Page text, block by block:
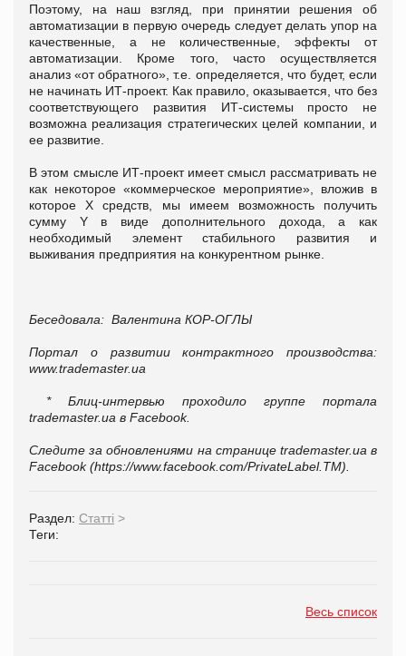
Поэтому, на наш взгляд, при принятии решения об
автоматизации в первую очередь следует делать упор на
качественные, а не количественные, эффекты от
автоматизации. Кроме того, часто осуществляется
анализ «от обратного», т.е. определяется, что будет, если
не начинать ИТ-проект. Как правило, оказывается, что без
соответствующего развития ИТ-системы просто не
возможна реализация стратегических целей компании, и
ее развитие.
В этом смысле ИТ-проект имеет смысл рассматривать не
как некоторое «коммерческое мероприятие», вложив в
которое X средств, мы имеем возможность получить
сумму Y в виде дополнительного дохода, а как
необходимый элемент стабильного развития и
выживания предприятия на конкурентном рынке.
Беседовала: Валентина КОР-ОГЛЫ
Портал о развитии контрактного производства:
www.trademaster.ua
* Блиц-интервью проходило группе портала
trademaster.ua в Facebook.
Следите за обновлениями на странице trademaster.ua в
Facebook (https://www.facebook.com/PrivateLabel.TM).
Раздел: Статті >
Теги:
Весь список